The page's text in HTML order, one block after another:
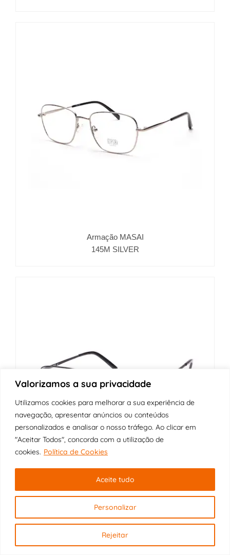
Valorizamos a sua privacidade
Utilizamos cookies para melhorar a sua experiência de
navegação, apresentar anúncios ou conteúdos
personalizados e analisar o nosso tráfego. Ao clicar em
"Aceitar Todos", concorda com a utilização de
cookies. Política de Cookies
Personalizar
Rejeitar
Aceite tudo
Armação MASAI
145M SILVER
Armação MASAI
154M BLACK